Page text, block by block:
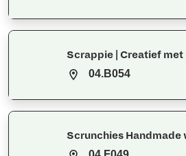
Scrappie | Creatief met
04.B054
Scrunchies Handmade